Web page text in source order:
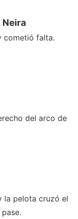
Neira
cometió falta.
del arco de
la pelota cruzó el